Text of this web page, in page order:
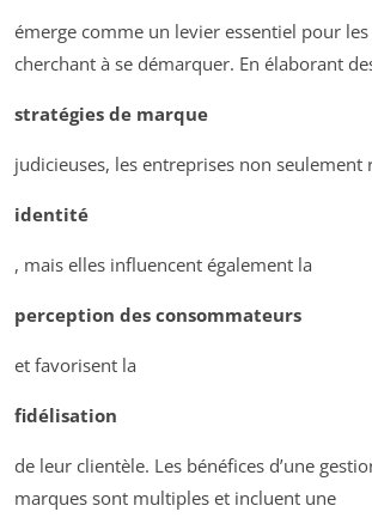
émerge comme un levier essentiel pour
cherchant à se démarquer. En élaborant
stratégies de marque
judicieuses, les entreprises non
identité
, mais elles influencent également la
perception des consommateurs
et favorisent la
fidélisation
de leur clientèle. Les bénéfices d’une
marques sont multiples et incluent une